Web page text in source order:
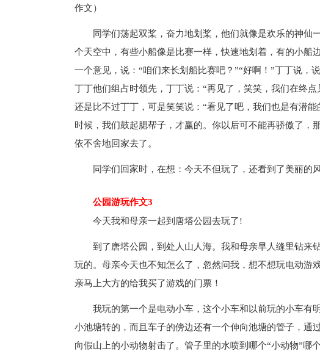
作文）
同学们荡起双桨，奋力地划桨，他们就像是欢乐的神仙
个天空中，有些小船像是比赛一样，快速地划着，有的小船
一个意见，说：“咱们来长划船比赛吧？”“好啊！”丁丁说，
丁丁他们组占时领先，丁丁说：“再见了，笑笑，我们在终
还是比不过丁丁，可是笑笑说：“看见了吧，我们也是有潜
时候，我们鼓起腮帮子，才赢的。你以后可不能再骄傲了，
依不舍地回家去了。
同学们回家时，在想：今天不但玩了，还看到了美丽的
公园游玩作文3
今天我和母亲一起到唐塔公园去玩了!
到了唐塔公园，到处人山人海。我和母亲早人缝里钻来
玩的。母亲今天也不知怎么了，忽然问我，想不想玩电动游
亲马上大方的给我买了游戏的门票！
我玩的第一个是电动小车，这个小车和以前玩的小车有
小池塘转的，而且车子的傍边还有一个伸向池塘的管子，通
向假山上的小动物射击了。管子里的水喷到哪个“小动物”哪